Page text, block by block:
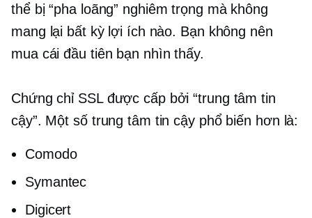
thể bị “pha loãng” nghiêm trọng mà không
mang lại bất kỳ lợi ích nào. Bạn không nên
mua cái đầu tiên bạn nhìn thấy.
Chứng chỉ SSL được cấp bởi “trung tâm tin
cậy”. Một số trung tâm tin cậy phổ biến hơn là:
Comodo
Symantec
Digicert